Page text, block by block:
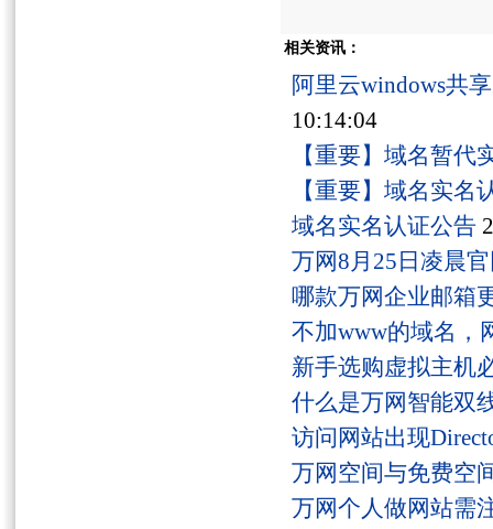
相关资讯：
阿里云windows共
10:14:04
【重要】域名暂代
【重要】域名实名
域名实名认证公告
万网8月25日凌晨
哪款万网企业邮箱
不加www的域名，
新手选购虚拟主机
什么是万网智能双
访问网站出现
万网空间与免费空
万网个人做网站需